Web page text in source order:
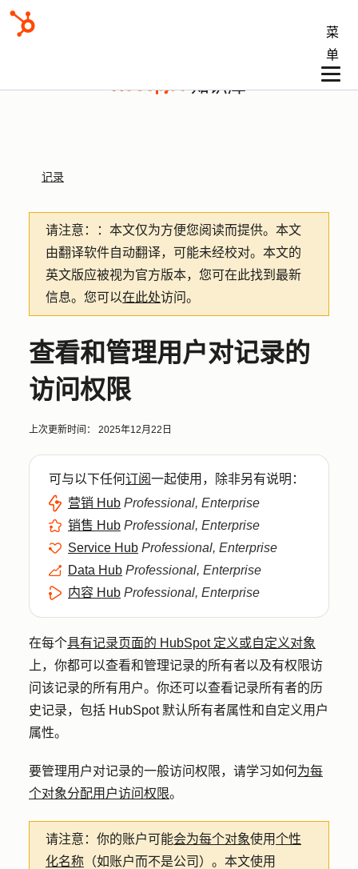
菜
单
知识库
记录
请注意： ：本文仅为方便您阅读而提供。 本文
由翻译软件自动翻译，可能未经校对。本文的
英文版应被视为官方版本，您可在此找到最新
信息。您可以在此处访问。
查看和管理用户对记录的
访问权限
上次更新时间： 2025年12月22日
可与以下任何订阅一起使用，除非另有说明：
营销 Hub Professional, Enterprise
销售 Hub Professional, Enterprise
Service Hub Professional, Enterprise
Data Hub Professional, Enterprise
内容 Hub Professional, Enterprise
在每个具有记录页面的 HubSpot 定义或自定义对象
上，你都可以查看和管理记录的所有者以及有权限访
问该记录的所有用户。你还可以查看记录所有者的历
史记录，包括 HubSpot 默认所有者属性和自定义用户
属性。
要管理用户对记录的一般访问权限，请学习如何为每
个对象分配用户访问权限。
请注意： 你的账户可能会为每个对象使用个性
化名称 （如账户而不是公司）。本文使用